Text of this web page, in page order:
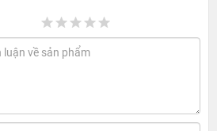
vị trí cổng cắm được đặt thẳng
phần chân cắm mang đậm nét
sử dụng.